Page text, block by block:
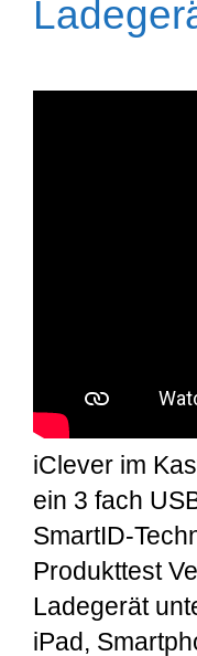
iClever im
ein 3 fach
SmartID-
Produkttest
Ladegerät
iPad,